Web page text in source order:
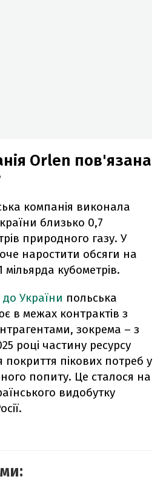
Orlen пов'язана
компанія виконала
близько 0,7
природного газу. У
наростити обсяги на
кубометрів.
України польська
в межах контрактів з
зокрема – з
році частину ресурсу
пікових потреб у
попиту. Це сталося на
видобутку